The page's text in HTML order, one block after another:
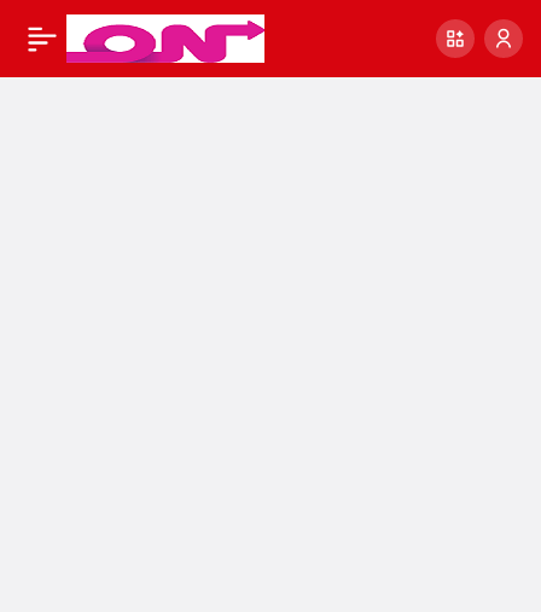
Katar İş İlanları ve Paylaş